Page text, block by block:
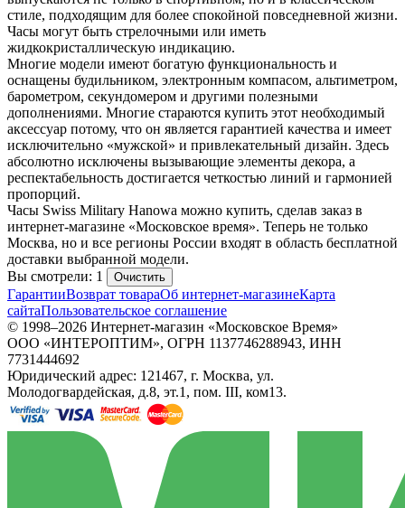
стиле, подходящим для более спокойной повседневной жизни.
Часы могут быть стрелочными или иметь
жидкокристаллическую индикацию.
Многие модели имеют богатую функциональность и
оснащены будильником, электронным компасом, альтиметром,
барометром, секундомером и другими полезными
дополнениями. Многие стараются купить этот необходимый
аксессуар потому, что он является гарантией качества и имеет
исключительно «мужской» и привлекательный дизайн. Здесь
абсолютно исключены вызывающие элементы декора, а
респектабельность достигается четкостью линий и гармонией
пропорций.
Часы Swiss Military Hanowa можно купить, сделав заказ в
интернет-магазине «Московское время». Теперь не только
Москва, но и все регионы России входят в область бесплатной
доставки выбранной модели.
Вы смотрели: 1
Очистить
ГарантииВозврат товараОб интернет-магазинеКарта
сайтаПользовательское соглашение
© 1998–2026 Интернет-магазин «Московское Время»
ООО «ИНТЕРОПТИМ», ОГРН 1137746288943, ИНН
7731444692
Юридический адрес: 121467, г. Москва, ул.
Молодогвардейская, д.8, эт.1, пом. III, ком13.